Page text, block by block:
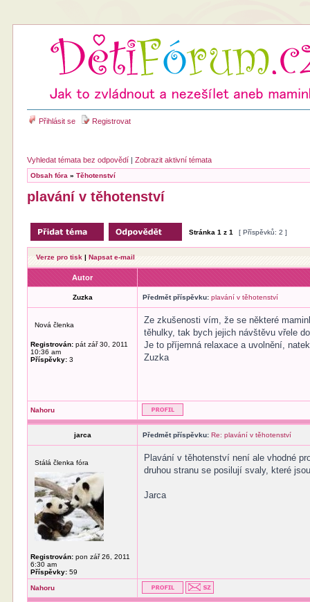
Přihlásit se Registrovat
Vyhledat témata bez odpovědí |Zobrazit aktivní témata
Obsah fóra »Těhotenství
plavání v těhotenství
Stránka1 z1 [ Příspěvků: 2 ]
Verze pro tisk |Napsat e-mail
Autor
Zuzka Předmět příspěvku: plavání v těhotenství
Nová členka
Registrován: pát zář 30, 2011
10:36 am
Příspěvky: 3
Ze zkušenosti vím, že se některé
těhulky, tak bych jejich návštěvu vřele
Je to příjemná relaxace a uvolnění,
Zuzka
Nahoru
jarca Předmět příspěvku: Re: plavání v těhotenství
Stálá členka fóra
Registrován: pon zář 26, 2011
6:30 am
Příspěvky: 59
Plavání v těhotenství není ale vhodné
druhou stranu se posilují svaly, které
Jarca
Nahoru